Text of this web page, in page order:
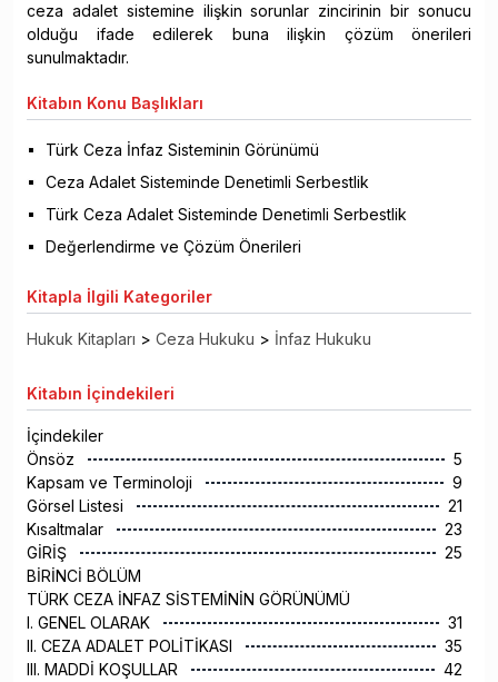
ceza adalet sistemine ilişkin sorunlar zincirinin bir sonucu
olduğu ifade edilerek buna ilişkin çözüm önerileri
sunulmaktadır.
Kitabın Konu Başlıkları
Türk Ceza İnfaz Sisteminin Görünümü
Ceza Adalet Sisteminde Denetimli Serbestlik
Türk Ceza Adalet Sisteminde Denetimli Serbestlik
Değerlendirme ve Çözüm Önerileri
Kitapla İlgili Kategoriler
Hukuk Kitapları > Ceza Hukuku > İnfaz Hukuku
Kitabın İçindekileri
İçindekiler
Önsöz
5
Kapsam ve Terminoloji
9
Görsel Listesi
21
Kısaltmalar
23
GİRİŞ
25
BİRİNCİ BÖLÜM
TÜRK CEZA İNFAZ SİSTEMİNİN GÖRÜNÜMÜ
I. GENEL OLARAK
31
II. CEZA ADALET POLİTİKASI
35
III. MADDİ KOŞULLAR
42